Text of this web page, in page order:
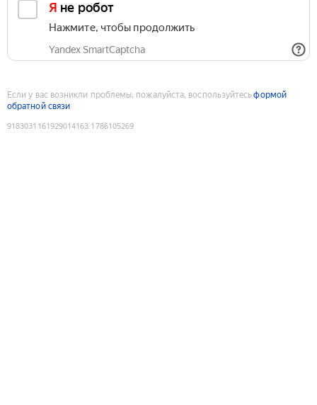
Я не робот
Нажмите, чтобы продолжить
Yandex SmartCaptcha
Если у вас возникли проблемы, пожалуйста, воспользуйтесьформой
обратной связи
9183031161929014163:1786105269